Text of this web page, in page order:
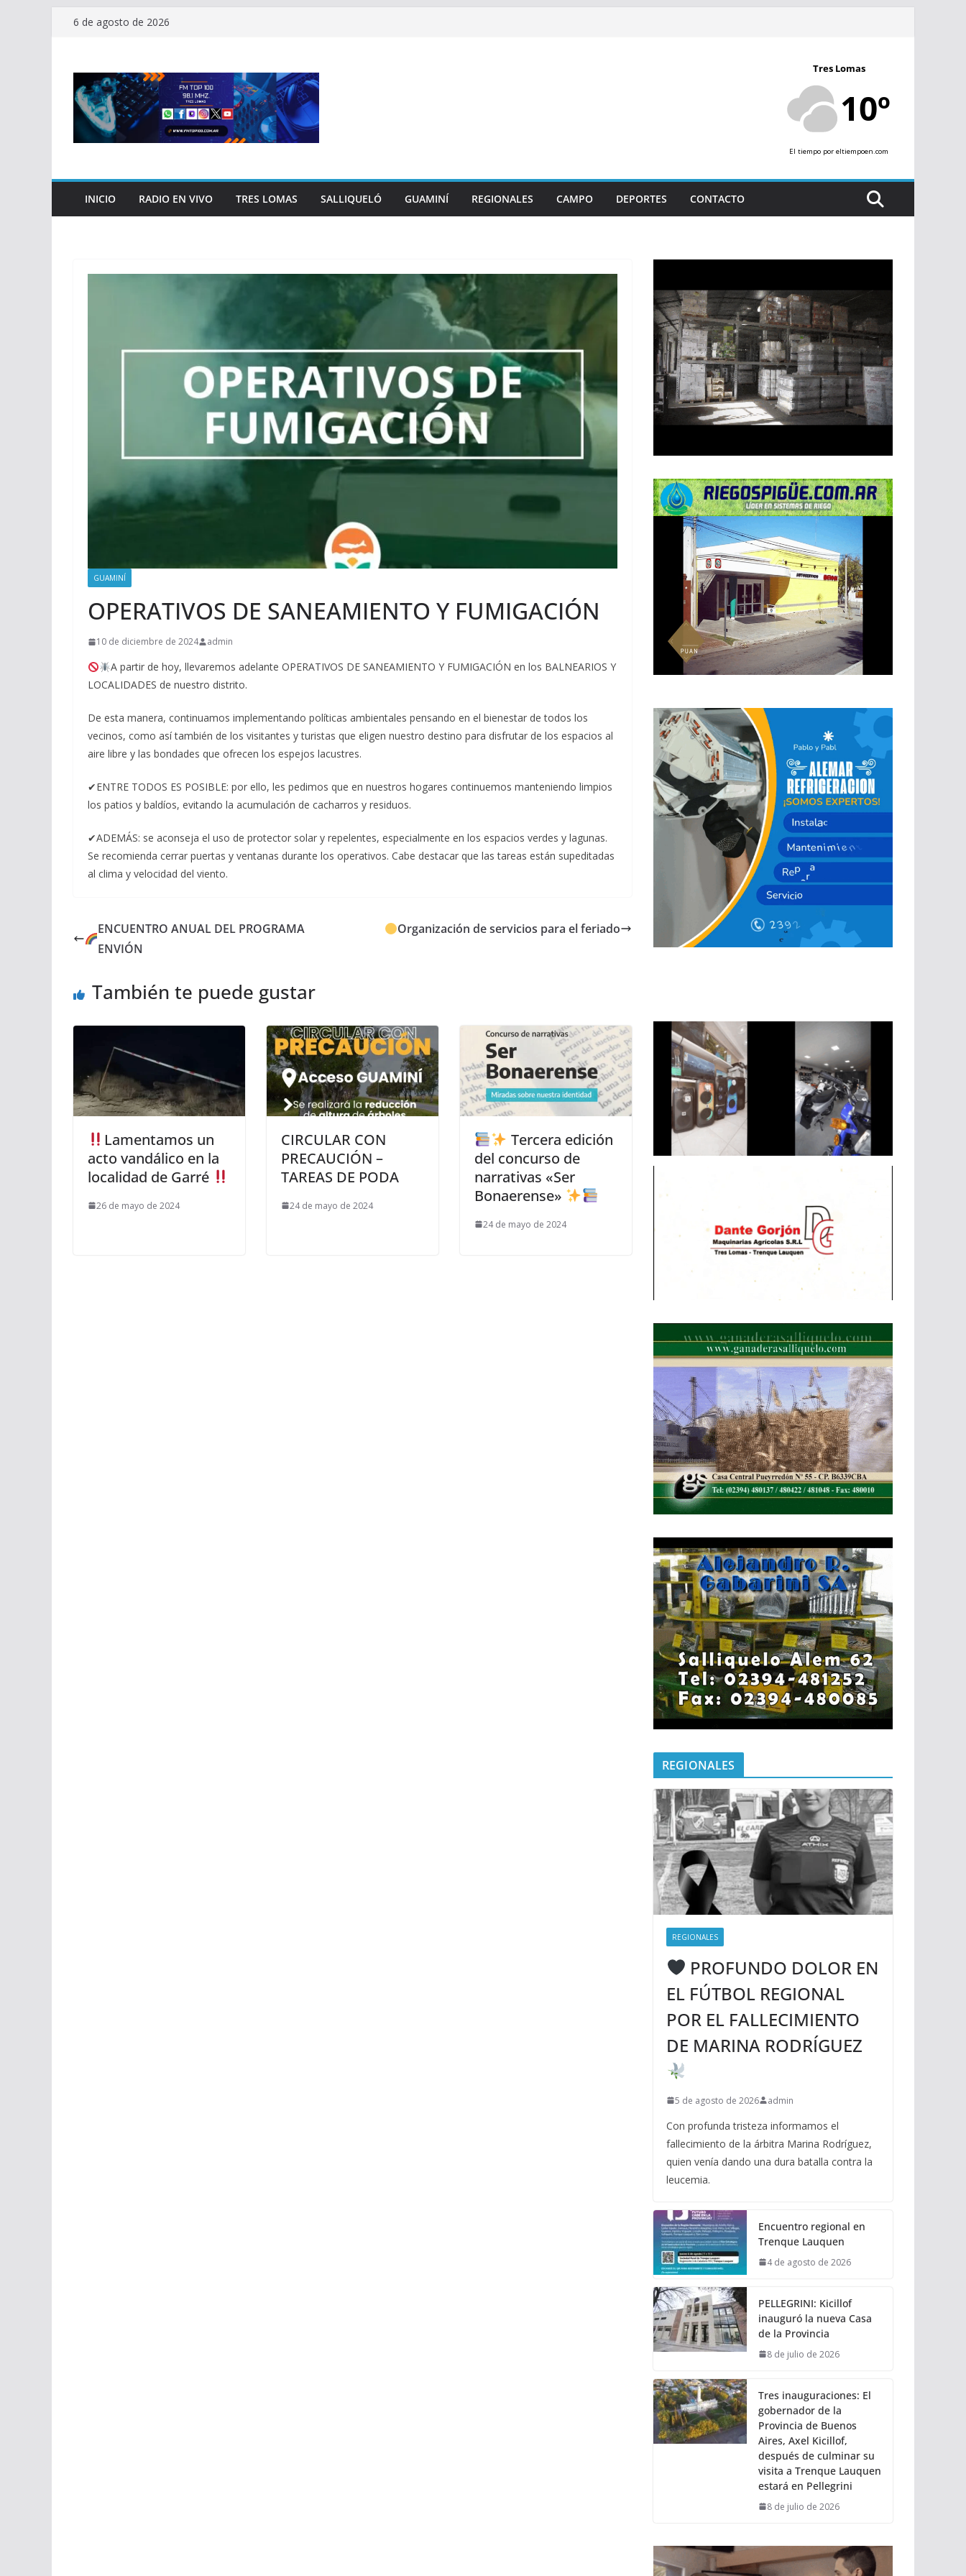
Saltar6 de agosto de 2026
Tres Lomas
10º
El tiempo por eltiempoen.com
INICIO RADIO EN VIVO TRES LOMAS SALLIQUELÓ GUAMINÍ REGIONALES CAMPO DEPORTES CONTACTO
GUAMINÍ
OPERATIVOS DE SANEAMIENTO Y FUMIGACIÓN
10 de diciembre de 2024 admin
A partir de hoy, llevaremos adelante OPERATIVOS DE SANEAMIENTO Y FUMIGACIÓN en los BALNEARIOS Y
LOCALIDADES de nuestro distrito.
De esta manera, continuamos implementando políticas ambientales pensando en el bienestar de todos los
vecinos, como así también de los visitantes y turistas que eligen nuestro destino para disfrutar de los espacios al
aire libre y las bondades que ofrecen los espejos lacustres.
✔ENTRE TODOS ES POSIBLE: por ello, les pedimos que en nuestros hogares continuemos manteniendo limpios
los patios y baldíos, evitando la acumulación de cacharros y residuos.
✔ADEMÁS: se aconseja el uso de protector solar y repelentes, especialmente en los espacios verdes y lagunas.
Se recomienda cerrar puertas y ventanas durante los operativos. Cabe destacar que las tareas están supeditadas
al clima y velocidad del viento.
ENCUENTRO ANUAL DEL PROGRAMA
ENVIÓN
Organización de servicios para el feriado
También te puede gustar
Lamentamos un
acto vandálico en la
localidad de Garré
26 de mayo de 2024
CIRCULAR CON
PRECAUCIÓN –
TAREAS DE PODA
24 de mayo de 2024
Tercera edición
del concurso de
narrativas «Ser
Bonaerense»
24 de mayo de 2024
REGIONALES
REGIONALES
PROFUNDO DOLOR EN
EL FÚTBOL REGIONAL
POR EL FALLECIMIENTO
DE MARINA RODRÍGUEZ
5 de agosto de 2026 admin
Con profunda tristeza informamos el
fallecimiento de la árbitra Marina Rodríguez,
quien venía dando una dura batalla contra la
leucemia.
Encuentro regional en
Trenque Lauquen
4 de agosto de 2026
PELLEGRINI: Kicillof
inauguró la nueva Casa
de la Provincia
8 de julio de 2026
Tres inauguraciones: El
gobernador de la
Provincia de Buenos
Aires, Axel Kicillof,
después de culminar su
visita a Trenque Lauquen
estará en Pellegrini
8 de julio de 2026